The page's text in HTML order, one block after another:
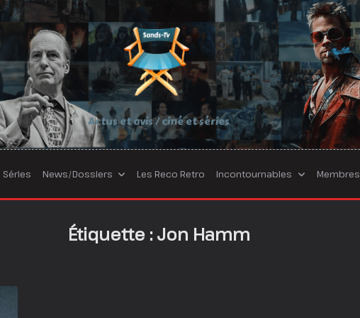
Actus et avis / ciné et séries
Séries News/Dossiers Les Reco Retro Incontournables Membres
Étiquette : Jon Hamm